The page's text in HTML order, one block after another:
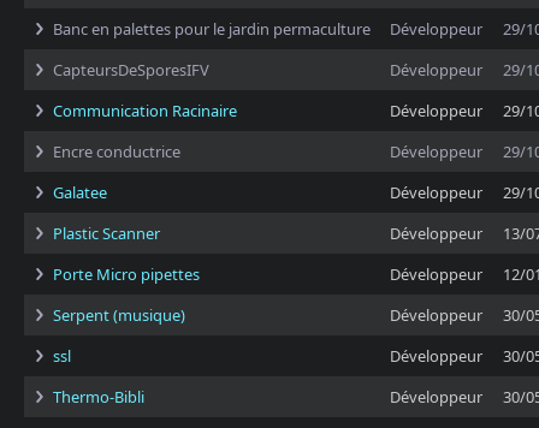
Banc en palettes pour le jardin permaculture
Développeur
29/
CapteursDeSporesIFV
Développeur
29/
Communication Racinaire
Développeur
29/
Encre conductrice
Développeur
29/
Galatee
Développeur
29/
Plastic Scanner
Développeur
13/
Porte Micro pipettes
Développeur
12/
Serpent (musique)
Développeur
30/
ssl
Développeur
30/
Thermo-Bibli
Développeur 30/